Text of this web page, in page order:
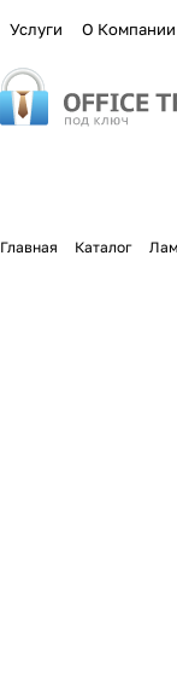
Услуги О Компании
Главная Каталог